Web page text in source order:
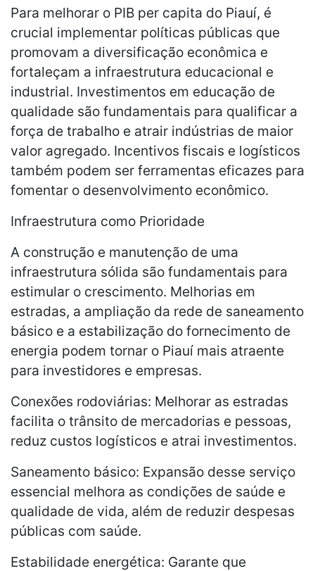
Para melhorar o PIB per capita do Piauí, é
crucial implementar políticas públicas que
promovam a diversificação econômica e
fortaleçam a infraestrutura educacional e
industrial. Investimentos em educação de
qualidade são fundamentais para qualificar a
força de trabalho e atrair indústrias de maior
valor agregado. Incentivos fiscais e logísticos
também podem ser ferramentas eficazes para
fomentar o desenvolvimento econômico.
Infraestrutura como Prioridade
A construção e manutenção de uma
infraestrutura sólida são fundamentais para
estimular o crescimento. Melhorias em
estradas, a ampliação da rede de saneamento
básico e a estabilização do fornecimento de
energia podem tornar o Piauí mais atraente
para investidores e empresas.
Conexões rodoviárias: Melhorar as estradas
facilita o trânsito de mercadorias e pessoas,
reduz custos logísticos e atrai investimentos.
Saneamento básico: Expansão desse serviço
essencial melhora as condições de saúde e
qualidade de vida, além de reduzir despesas
públicas com saúde.
Estabilidade energética: Garante que